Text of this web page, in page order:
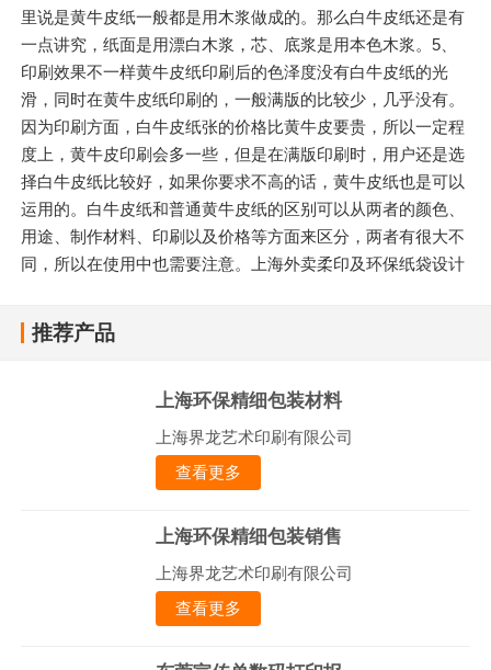
里说是黄牛皮纸一般都是用木浆做成的。那么白牛皮纸还是有
一点讲究，纸面是用漂白木浆，芯、底浆是用本色木浆。5、
印刷效果不一样黄牛皮纸印刷后的色泽度没有白牛皮纸的光
滑，同时在黄牛皮纸印刷的，一般满版的比较少，几乎没有。
因为印刷方面，白牛皮纸张的价格比黄牛皮要贵，所以一定程
度上，黄牛皮印刷会多一些，但是在满版印刷时，用户还是选
择白牛皮纸比较好，如果你要求不高的话，黄牛皮纸也是可以
运用的。白牛皮纸和普通黄牛皮纸的区别可以从两者的颜色、
用途、制作材料、印刷以及价格等方面来区分，两者有很大不
同，所以在使用中也需要注意。上海外卖柔印及环保纸袋设计
推荐产品
上海环保精细包装材料
上海界龙艺术印刷有限公司
查看更多
上海环保精细包装销售
上海界龙艺术印刷有限公司
查看更多